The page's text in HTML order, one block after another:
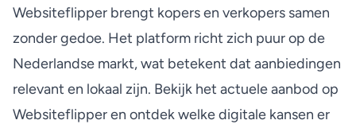
Websiteflipper brengt kopers en verkopers samen
zonder gedoe. Het platform richt zich puur op de
Nederlandse markt, wat betekent dat aanbiedingen
relevant en lokaal zijn. Bekijk het actuele aanbod op
Websiteflipperen ontdek welke digitale kansen er